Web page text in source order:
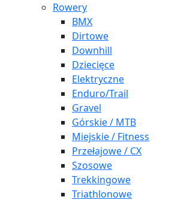
Rowery
BMX
Dirtowe
Downhill
Dziecięce
Elektryczne
Enduro/Trail
Gravel
Górskie / MTB
Miejskie / Fitness
Przełajowe / CX
Szosowe
Trekkingowe
Triathlonowe